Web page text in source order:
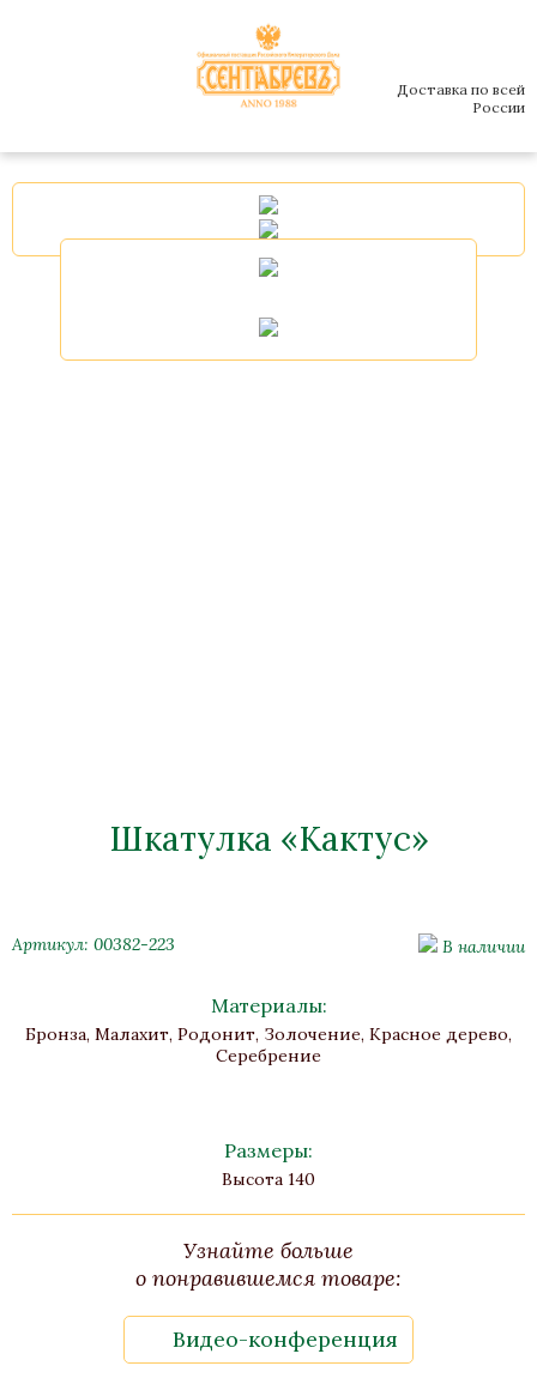
Доставка по всей
России
Шкатулка «Кактус»
Артикул: 00382-223 В наличии
Материалы:
Бронза, Малахит, Родонит, Золочение, Красное дерево,
Серебрение
Размеры:
Высота 140
Узнайте больше
о понравившемся товаре:
Видео-конференция